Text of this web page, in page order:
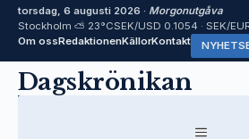
torsdag, 6 augusti 2026 · Morgonutgåva
Stockholm ⛅ 23°CSEK/USD 0.1054 · SEK/
Om ossRedaktionenKällorKontakt
HoppaDagskrönikan
MENY